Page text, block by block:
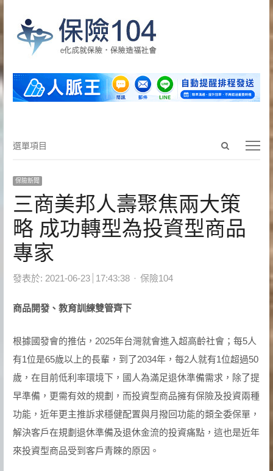
Open
search
選
項
目
選單項目
保險新聞
三商美邦人壽聚焦兩大策
略 成功轉型為投資型商品
專家
發表於: 2021-06-23 17:43:38 Author
保險104
商品開發、教育訓練雙管齊下
根據國發會的推估，2025年台灣就會進入超高齡社會；每5人
有1位是65歲以上的長輩，到了2034年，每2人就有1位超過50
歲，在目前低利率環境下，國人為滿足退休準備需求，除了提
早準備，更需有效的規劃，而投資型商品擁有保險及投資兩種
功能，近年更主推訴求穩健配置與月撥回功能的類全委保單，
解決客戶在規劃退休準備及退休金流的投資痛點，這也是近年
來投資型商品受到客戶青睞的原因。